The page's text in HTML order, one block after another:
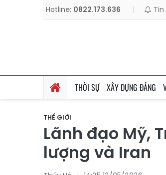
Hotline: 0822.173.636 |
THỜI SỰ XÂY DỰNG ĐẢNG
THẾ GIỚI
Lãnh đạo Mỹ,
lượng và Iran